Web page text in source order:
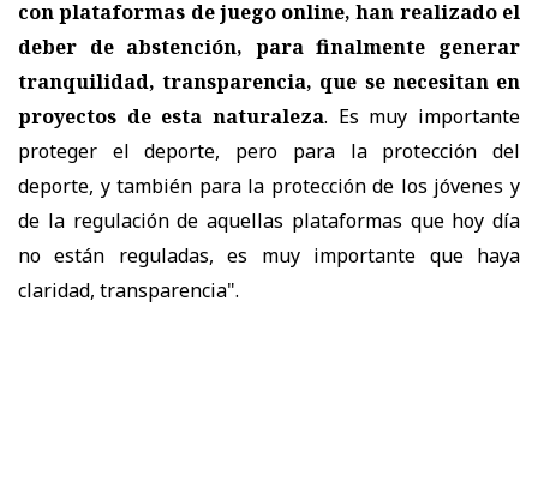
con plataformas de juego online, han realizado el
deber de abstención, para finalmente generar
tranquilidad, transparencia, que se necesitan en
proyectos de esta naturaleza. Es muy importante
proteger el deporte, pero para la protección del
deporte, y también para la protección de los jóvenes y
de la regulación de aquellas plataformas que hoy día
no están reguladas, es muy importante que haya
claridad, transparencia".